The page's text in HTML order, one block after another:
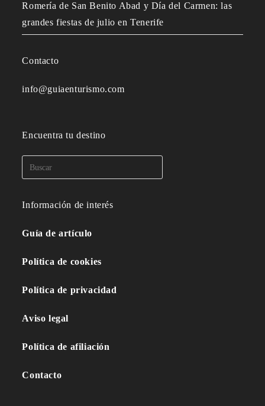
Romería de San Benito Abad y Día del Carmen: las
grandes fiestas de julio en Tenerife
Contacto
info@guiaenturismo.com
Encuentra tu destino
Información de interés
Guía de artículo
Política de cookies
Política de privacidad
Aviso legal
Política de afiliación
Contacto